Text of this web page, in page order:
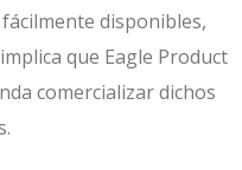
disponibles,
que Eagle Product
comercializar dichos